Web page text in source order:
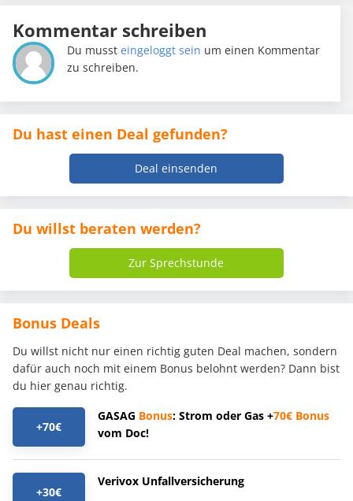
Kommentar schreiben
Du mussteingeloggt sein um einen Kommentar
zu schreiben.
Du hast einen Deal gefunden?
Deal einsenden
Du willst beraten werden?
Zur Sprechstunde
Bonus Deals
Du willst nicht nur einen richtig guten Deal machen, sondern
dafür auch noch mit einem Bonus belohnt werden? Dann bist
du hier genau richtig.
+70€
GASAG Bonus: Strom oder Gas +70€ Bonus
vom Doc!
+30€
Verivox Unfallversicherung